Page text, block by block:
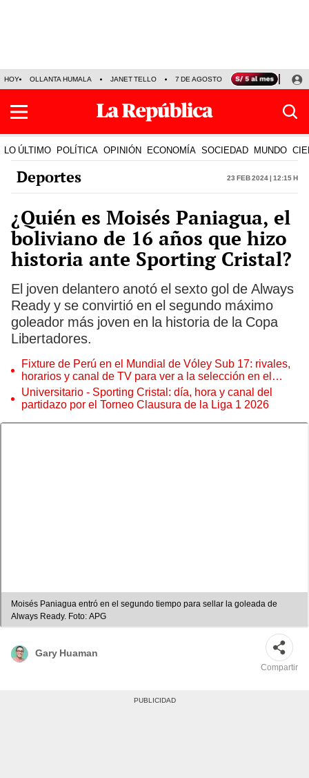
HOY OLLANTA HUMALA JANET TELLO 7 DE AGOSTO TINKA RESULTADOS
LO ÚLTIMO POLÍTICA OPINIÓN ECONOMÍA SOCIEDAD MUNDO
Deportes 23 Feb 2024 | 12:15 h
¿Quién es Moisés Paniagua, el
boliviano de 16 años que hizo
historia ante Sporting Cristal?
El joven delantero anotó el sexto gol de Always
Ready y se convirtió en el segundo máximo
goleador más joven en la historia de la Copa
Libertadores.
Fixture de Perú en el Mundial de Vóley Sub 17: rivales,
horarios y canal de TV para ver a la selección en el
torneo
Universitario - Sporting Cristal: día, hora y canal del
partidazo por el Torneo Clausura de la Liga 1 2026
Moisés Paniagua entró en el segundo tiempo para sellar la goleada de
Always Ready. Foto: APG
Gary Huaman
Compartir